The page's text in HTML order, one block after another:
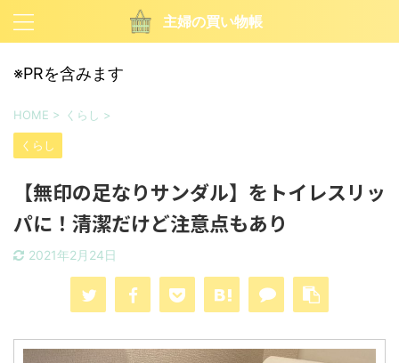
主婦の買い物帳
※PRを含みます
HOME > くらし >
くらし
【無印の足なりサンダル】をトイレスリッ
パに！清潔だけど注意点もあり
2021年2月24日